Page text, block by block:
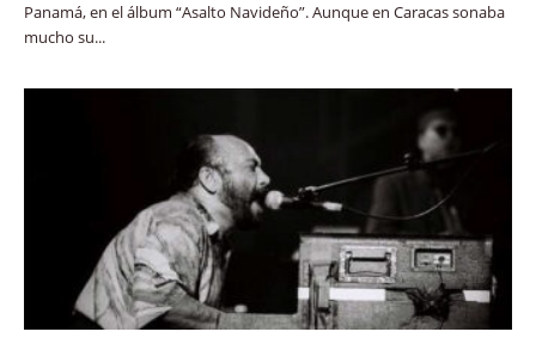
Panamá, en el álbum “Asalto Navideño”. Aunque en Caracas sonaba
mucho su...